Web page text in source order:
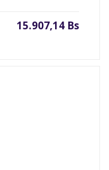
15.907,14 Bs